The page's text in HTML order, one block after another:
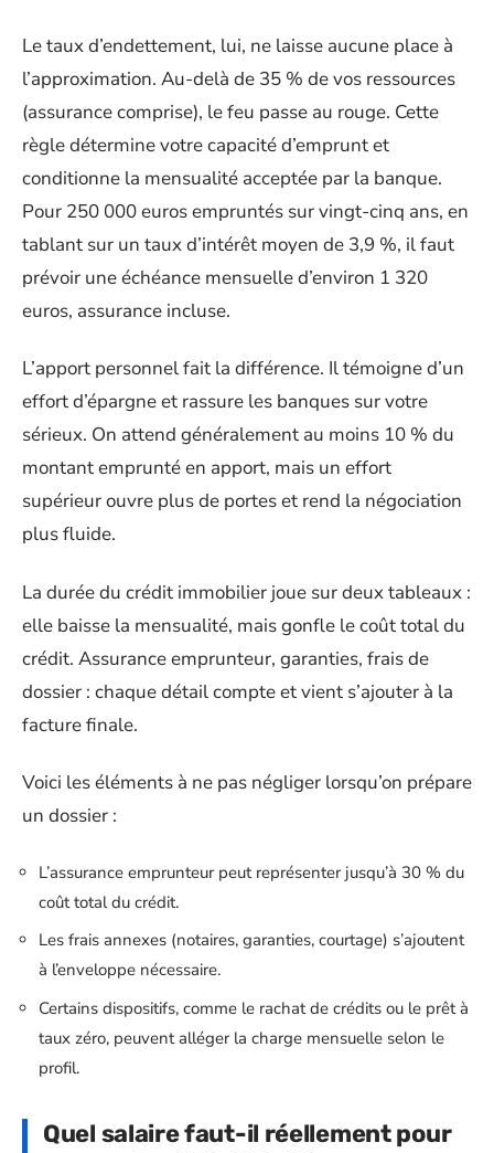
Le taux d’endettement, lui, ne laisse aucune place à
l’approximation. Au-delà de 35 % de vos ressources
(assurance comprise), le feu passe au rouge. Cette
règle détermine votre capacité d’emprunt et
conditionne la mensualité acceptée par la banque.
Pour 250 000 euros empruntés sur vingt-cinq ans, en
tablant sur un taux d’intérêt moyen de 3,9 %, il faut
prévoir une échéance mensuelle d’environ 1 320
euros, assurance incluse.
L’apport personnel fait la différence. Il témoigne d’un
effort d’épargne et rassure les banques sur votre
sérieux. On attend généralement au moins 10 % du
montant emprunté en apport, mais un effort
supérieur ouvre plus de portes et rend la négociation
plus fluide.
La durée du crédit immobilier joue sur deux tableaux :
elle baisse la mensualité, mais gonfle le coût total du
crédit. Assurance emprunteur, garanties, frais de
dossier : chaque détail compte et vient s’ajouter à la
facture finale.
Voici les éléments à ne pas négliger lorsqu’on prépare
un dossier :
L’assurance emprunteur peut représenter jusqu’à 30 % du
coût total du crédit.
Les frais annexes (notaires, garanties, courtage) s’ajoutent
à l’enveloppe nécessaire.
Certains dispositifs, comme le rachat de crédits ou le prêt à
taux zéro, peuvent alléger la charge mensuelle selon le
profil.
Quel salaire faut-il réellement pour